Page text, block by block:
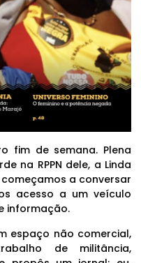
fim de semana. Plena
na RPPN dele, a Linda
a conversar
acesso a um veículo
informação.
espaço não comercial,
de militância,